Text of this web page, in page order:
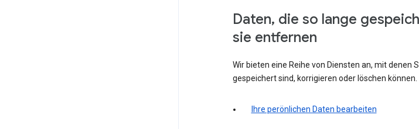
Daten, die so lange
sie entfernen
Wir bieten eine Reihe von Diensten an, mit denen
gespeichert sind, korrigieren oder löschen
Ihre perönlichen Daten bearbeiten